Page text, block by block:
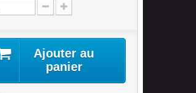
Ajouter au
panier